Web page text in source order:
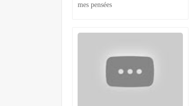
mes pensées